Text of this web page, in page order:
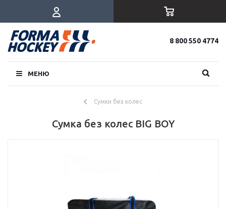
8 800 550 4774
МЕНЮ
Сумки без колес
Сумка без колес BIG BOY